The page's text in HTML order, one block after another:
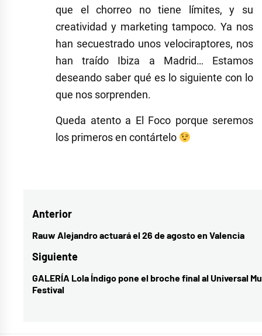
que el chorreo no tiene límites, y su
creatividad y marketing tampoco. Ya nos
han secuestrado unos velociraptores, nos
han traído Ibiza a Madrid… Estamos
deseando saber qué es lo siguiente con lo
que nos sorprenden.
Queda atento a El Foco porque seremos
los primeros en contártelo
Burger
GOIKO,
Smash
Navegación
de
entradas
Anterior
Entrada
anterior:
Rauw Alejandro actuará el 26 de agosto en Valencia
Siguiente
Entrada
siguiente:
GALERÍA Lola Índigo pone el broche final al Universal
Festival